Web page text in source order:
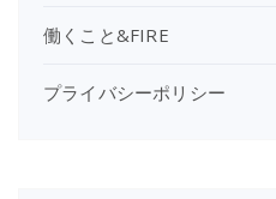
働くこと&FIRE
プライバシーポリシー